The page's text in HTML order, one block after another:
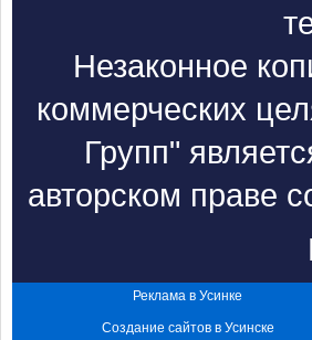
Незаконное
коммерческих
Групп"
авторском праве
Реклама в Усинке
Создание сайтов в Усинске